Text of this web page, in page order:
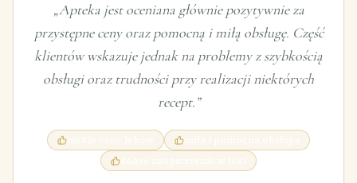
„Apteka jest oceniana głównie pozytywnie za
przystępne ceny oraz pomocną i miłą obsługę. Część
klientów wskazuje jednak na problemy z szybkością
obsługi oraz trudności przy realizacji niektórych
recept.”